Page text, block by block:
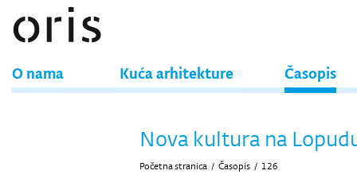
O nama Kuća arhitekture Časopis
Nova kultura na
Početna stranica / Časopis / 126